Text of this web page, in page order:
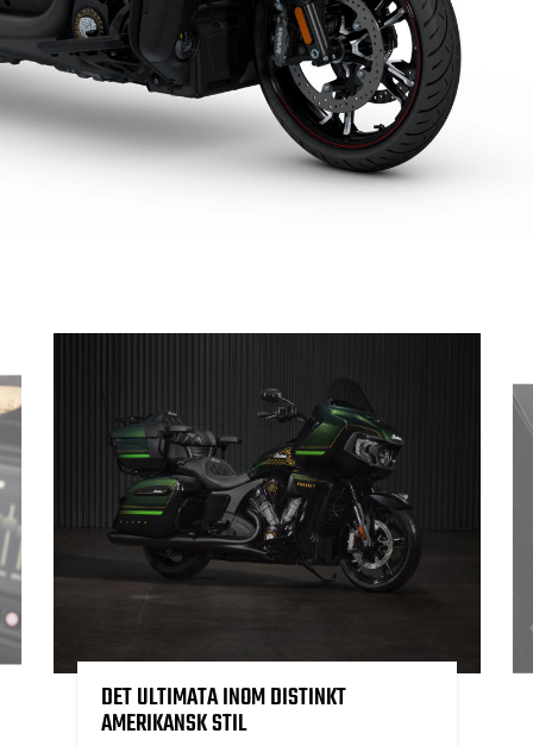
DET ULTIMATA INOM DISTINKT
AMERIKANSK STIL